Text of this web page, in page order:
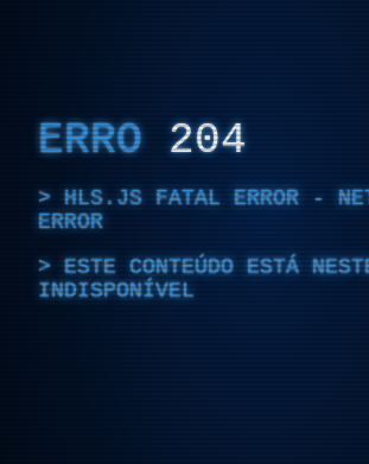
ERRO 204
HLS.JS FATAL ERROR -
ERROR
ESTE CONTEÚDO ESTÁ
INDISPONÍVEL